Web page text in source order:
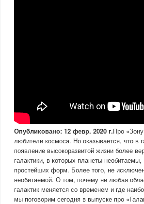
Опубликовано: 12 февр. 2020 г.Про
любители космоса. Но оказывается, что в
появление высокоразвитой жизни более
галактики, в которых планеты
простейших форм. Более того, не
необитаемой. О том, почему не любая
галактик меняется со временем и где
мы поговорим сегодня в выпуске про